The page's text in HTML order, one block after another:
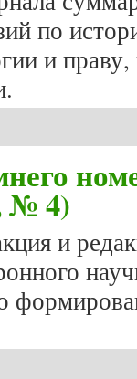
по
и
№ 4)
и